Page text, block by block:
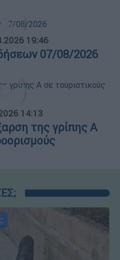
19:46
07/08/2026
14:13
της γρίπης Α